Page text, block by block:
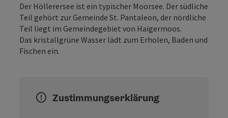
Der Höllerersee ist ein typischer Moorsee. Der südliche
Teil gehört zur Gemeinde St. Pantaleon, der nördliche
Teil liegt im Gemeindegebiet von Haigermoos.
Das kristallgrüne Wasser lädt zum Erholen, Baden und
Fischen ein.
Zustimmungserklärung